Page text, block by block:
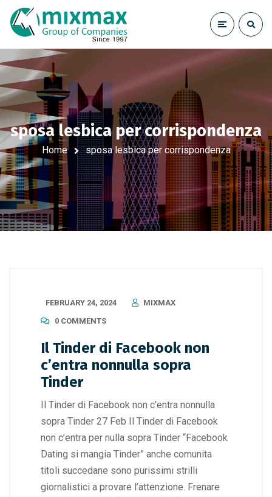
sposa lesbica per corrispondenza
Home sposa lesbica per corrispondenza
FEBRUARY 24, 2024
MIXMAX
0 COMMENTS
Il Tinder di Facebook non
c’entra nonnulla sopra
Tinder
Il Tinder di Facebook non c’entra nonnulla
sopra Tinder 27 Feb Il Tinder di Facebook
non c’entra per nulla sopra Tinder “Facebook
Dating si mangia Tinder” anche comunita
titoli succedane sono purissimi strilli
giornalistici a provare l’attenzione. Frenare